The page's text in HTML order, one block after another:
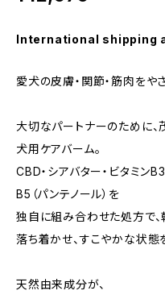
International shipping
愛犬の皮膚・関節・筋肉をや
大切なパートナーのために
犬用ケアバーム。
CBD・シアバター・ビタミン
B5（パンテノール）を
独自に組み合わせた処方で
落ち着かせ、すこやかな状態
天然由来成分が、